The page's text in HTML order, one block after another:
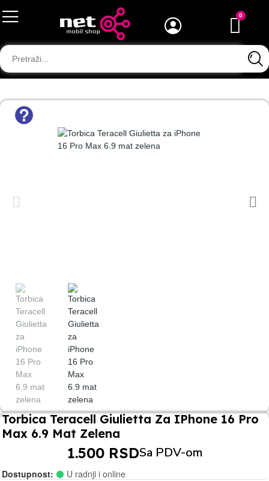
Torbica Teracell Giulietta Za IPhone 16 Pro
Max 6.9 Mat Zelena
1.500 RSDSa PDV-om
Dostupnost: U radnji i online